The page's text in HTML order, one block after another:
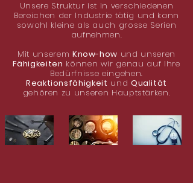
Unsere Struktur ist in verschiedenen
Bereichen der Industrie tätig und kann
sowohl kleine als auch grosse Serien
aufnehmen.
Mit unserem Know-how und unseren
Fähigkeiten können wir genau auf Ihre
Bedürfnisse eingehen.
Reaktionsfähigkeit und Qualität
gehören zu unseren Hauptstärken.